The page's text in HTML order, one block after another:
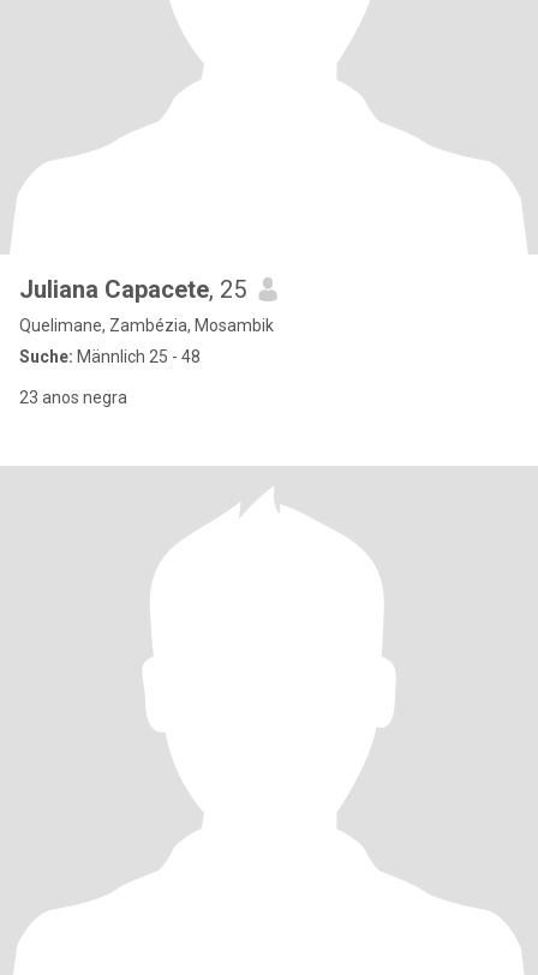
Juliana Capacete, 25
Quelimane, Zambézia, Mosambik
Suche: Männlich 25 - 48
23 anos negra